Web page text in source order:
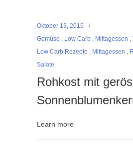
Oktober 13, 2015
Gemüse , Low Carb , Mittagessen ,
Low Carb Rezepte , Mittagessen ,
Salate
Rohkost mit
Learn more